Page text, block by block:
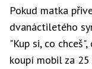
Pokud matka
dvanáctiletého
"Kup si, co
koupí mobil za